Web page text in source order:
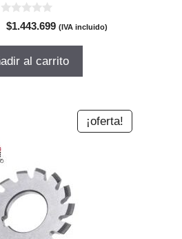
El
original
$1.443.699El
actual
(IVA incluido)
al carrito
¡oferta!